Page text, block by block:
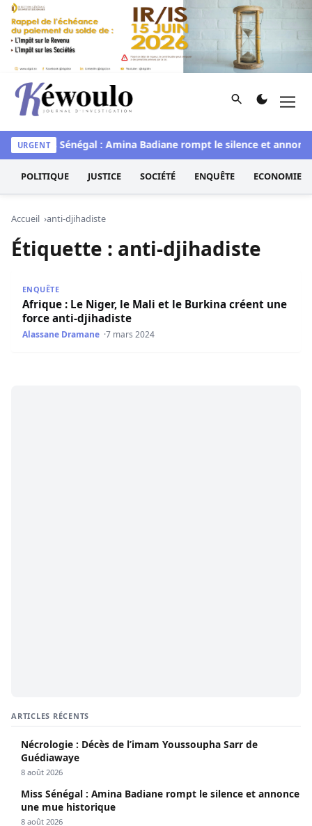
Aller au contenu
Kéwoulo, le premier site d'information et d'investigation
Rechercher
URGENT
Miss Sénégal : Amina Badiane rompt le silence et
POLITIQUE JUSTICE SOCIÉTÉ ENQUÊTE ECONOMIE
Accueil anti-djihadiste
Étiquette : anti-djihadiste
ENQUÊTE
Afrique : Le Niger, le Mali et le Burkina créent une
force anti-djihadiste
Alassane Dramane 7 mars 2024
ARTICLES RÉCENTS
Nécrologie : Décès de l’imam Youssoupha Sarr de
Guédiawaye
8 août 2026
Miss Sénégal : Amina Badiane rompt le silence et annonce
une mue historique
8 août 2026